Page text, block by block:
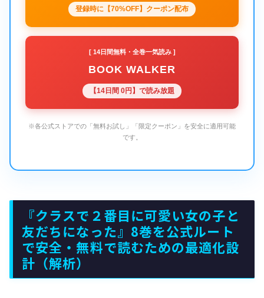
登録時に【70%OFF】クーポン配布
[ 14日間無料・全巻一気読み ]
BOOK WALKER
【14日間 0円】で読み放題
※各公式ストアでの「無料お試し」「限定クーポン」を安全に適用可能
です。
『クラスで２番目に可愛い女の子と
友だちになった』8巻を公式ルート
で安全・無料で読むための最適化設
計（解析）